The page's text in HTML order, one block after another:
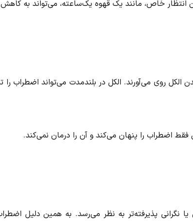
خاص، مانند یک قهوه یک‌ساعته، می‌تواند به
الکل روی می‌آورند. الکل در بلندمدت می‌تواند اضطراب
اضطراب را پنهان می‌کند و آن را درمان نمی‌کند.
یا نگرانی پذیرفته‌تر به نظر می‌رسد. به همین دلیل